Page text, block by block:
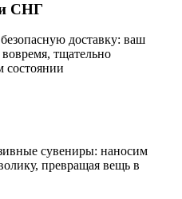
и СНГ
доставку: ваш
тщательно
состоянии
сувениры: наносим
превращая вещь в